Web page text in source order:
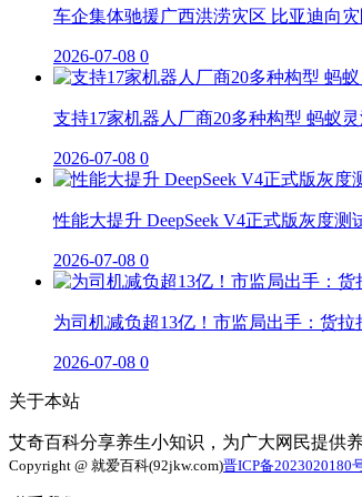
车企集体驰援广西洪涝灾区 比亚迪向
2026-07-08 0
支持17家机器人厂商20多种构型 蚂蚁
2026-07-08 0
性能大提升 DeepSeek V4正式版灰度测
2026-07-08 0
为司机减负超13亿！市监局出手：货拉
2026-07-08 0
关于本站
艾奇百科分享养生小知识，为广大网民提供
Copyright @ 就爱百科(92jkw.com)晋ICP备2023020180